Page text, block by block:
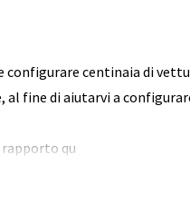
configurare centinaia di
fine di aiutarvi a
qu